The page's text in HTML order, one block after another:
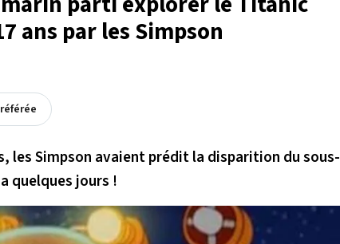
ans par les Simpson
les Simpson avaient prédit la disparition du sous-
quelques jours !